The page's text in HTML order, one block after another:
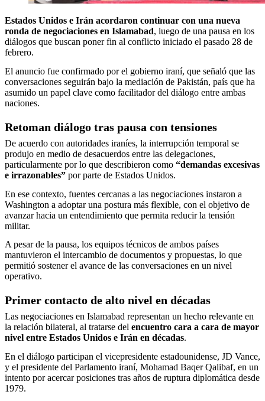
Estados Unidos e Irán acordaron continuar con una nueva
ronda de negociaciones en Islamabad, luego de una pausa en los
diálogos que buscan poner fin al conflicto iniciado el pasado 28 de
febrero.
El anuncio fue confirmado por el gobierno iraní, que señaló que las
conversaciones seguirán bajo la mediación de Pakistán, país que ha
asumido un papel clave como facilitador del diálogo entre ambas
naciones.
Retoman diálogo tras pausa con tensiones
De acuerdo con autoridades iraníes, la interrupción temporal se
produjo en medio de desacuerdos entre las delegaciones,
particularmente por lo que describieron como “demandas excesivas
e irrazonables” por parte de Estados Unidos.
En ese contexto, fuentes cercanas a las negociaciones instaron a
Washington a adoptar una postura más flexible, con el objetivo de
avanzar hacia un entendimiento que permita reducir la tensión
militar.
A pesar de la pausa, los equipos técnicos de ambos países
mantuvieron el intercambio de documentos y propuestas, lo que
permitió sostener el avance de las conversaciones en un nivel
operativo.
Primer contacto de alto nivel en décadas
Las negociaciones en Islamabad representan un hecho relevante en
la relación bilateral, al tratarse del encuentro cara a cara de mayor
nivel entre Estados Unidos e Irán en décadas.
En el diálogo participan el vicepresidente estadounidense, JD Vance,
y el presidente del Parlamento iraní, Mohamad Baqer Qalibaf, en un
intento por acercar posiciones tras años de ruptura diplomática desde
1979.